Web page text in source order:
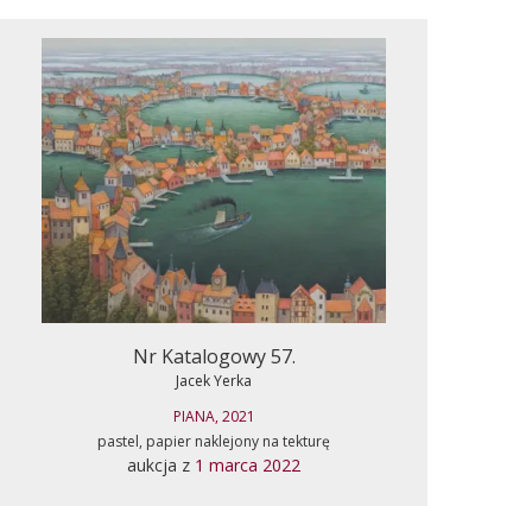
Nr Katalogowy 57.
Jacek Yerka
PIANA, 2021
pastel, papier naklejony na tekturę
aukcja z 1 marca 2022